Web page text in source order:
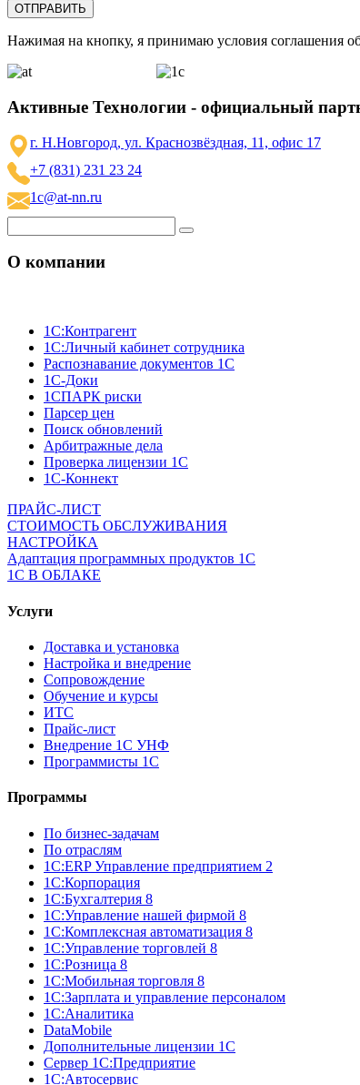
Нажимая на кнопку, я принимаю условия соглашения
Активные Технологии - официальный
г. Н.Новгород, ул. Краснозвёздная, 11, офис 17
+7 (831) 231 23 24
1c@at-nn.ru
О компании
1C:Контрагент
1С:Личный кабинет сотрудника
Распознавание документов 1С
1С-Доки
1CПАРК риски
Парсер цен
Поиск обновлений
Арбитражные дела
Проверка лицензии 1С
1С-Коннект
ПРАЙС-ЛИСТ
СТОИМОСТЬ ОБСЛУЖИВАНИЯ
НАСТРОЙКА
Адаптация программных продуктов 1С
1С В ОБЛАКЕ
Услуги
Доставка и установка
Настройка и внедрение
Сопровождение
Обучение и курсы
ИТС
Прайс-лист
Внедрение 1С УНФ
Программисты 1С
Программы
По бизнес-задачам
По отраслям
1C:ERP Управление предприятием 2
1С:Корпорация
1С:Бухгалтерия 8
1С:Управление нашей фирмой 8
1С:Комплексная автоматизация 8
1С:Управление торговлей 8
1С:Розница 8
1С:Мобильная торговля 8
1С:Зарплата и управление персоналом
1С:Аналитика
DataMobile
Дополнительные лицензии 1С
Сервер 1С:Предприятие
1С:Автосервис